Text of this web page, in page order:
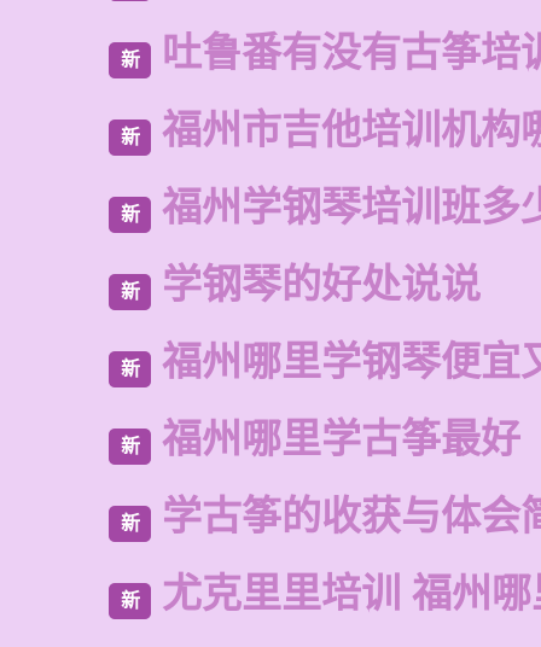
新 吐鲁番有没有古筝培
新 福州市吉他培训机构
新 福州学钢琴培训班多
新 学钢琴的好处说说
新 福州哪里学钢琴便宜
新 福州哪里学古筝最好
新 学古筝的收获与体会
新 尤克里里培训 福州